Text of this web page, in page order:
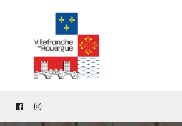
content